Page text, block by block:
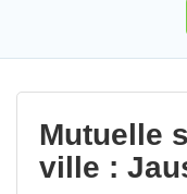
Mutuelle
ville :